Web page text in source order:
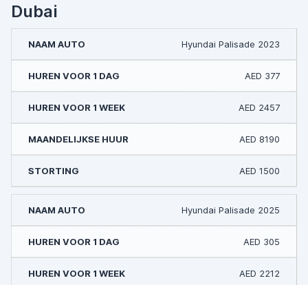
Dubai
Hyundai Palisade 2023
AED 377
AED 2457
AED 8190
AED 1500
Hyundai Palisade 2025
AED 305
AED 2212